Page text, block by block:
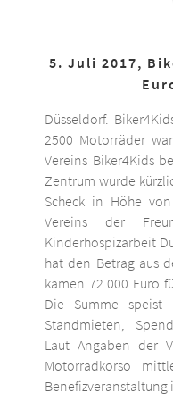
5. Juli 2017,
Düsseldorf.
2500 Motorräder
Vereins Biker4Kids
Zentrum wurde
Scheck in Höhe
Vereins der
Kinderhospizarbeit
hat den Betrag aus
kamen 72.000 Euro
Die Summe speist
Standmieten,
Laut Angaben der
Motorradkorso
Benefizveranstaltung